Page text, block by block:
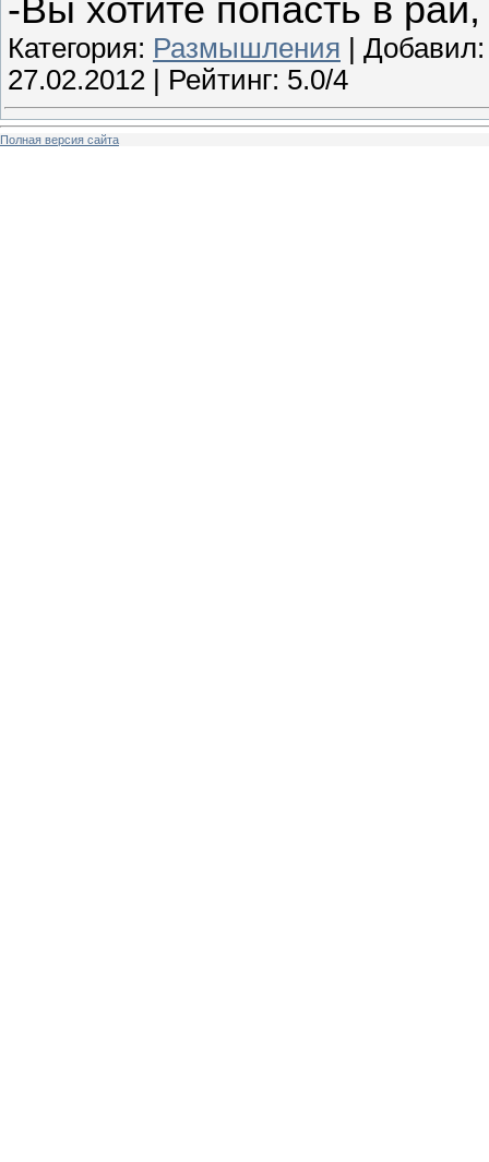
-Вы хотите попасть в
Категория: Размышления |
27.02.2012 | Рейтинг: 5.0/4
Полная версия сайта